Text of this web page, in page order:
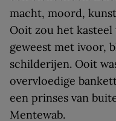
macht, moord,
Ooit zou het kasteel
geweest met ivoor,
schilderijen. Ooit
overvloedige
een prinses van
Mentewab.